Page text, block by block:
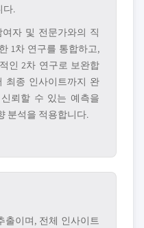
다.
자 및 전문가와의 직
1차 연구를 통합하고,
인 2차 연구로 보완합
최종 인사이트까지 완
뢰할 수 있는 예측을
분석을 적용합니다.
출이며, 전체 인사이트